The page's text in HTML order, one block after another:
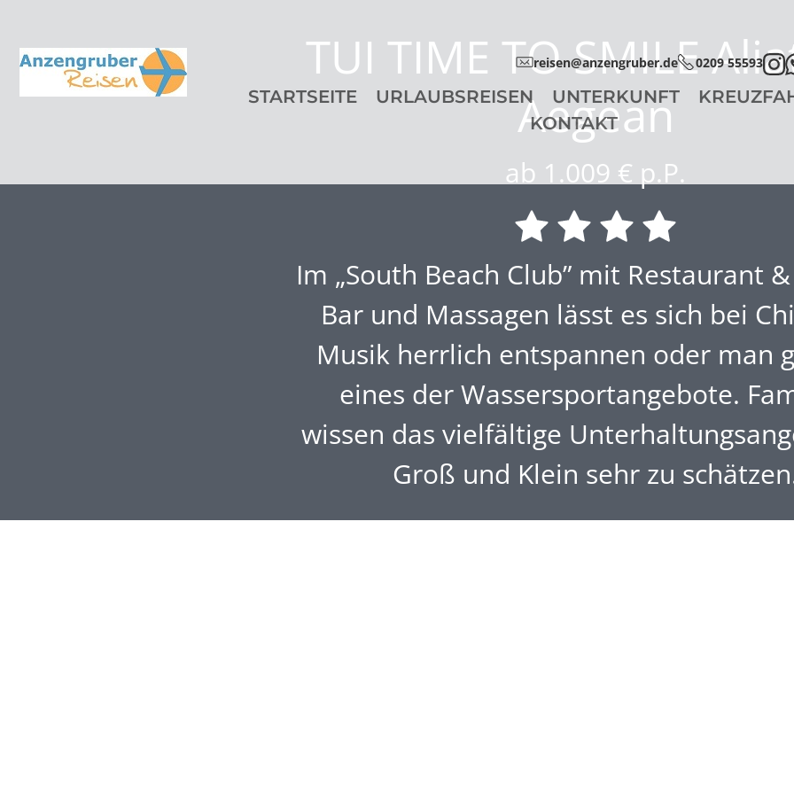
reisen@anzengruber.de 0209 55593
STARTSEITE URLAUBSREISEN UNTERKUNFT
KONTAKT
TUI TIME TO SMILE
Aegean
ab 1.009 € p.P.
Im „South Beach Club” mit Restaurant
Bar und Massagen lässt es sich bei
Musik herrlich entspannen oder man
eines der Wassersportangebote.
wissen das vielfältige
Groß und Klein sehr zu